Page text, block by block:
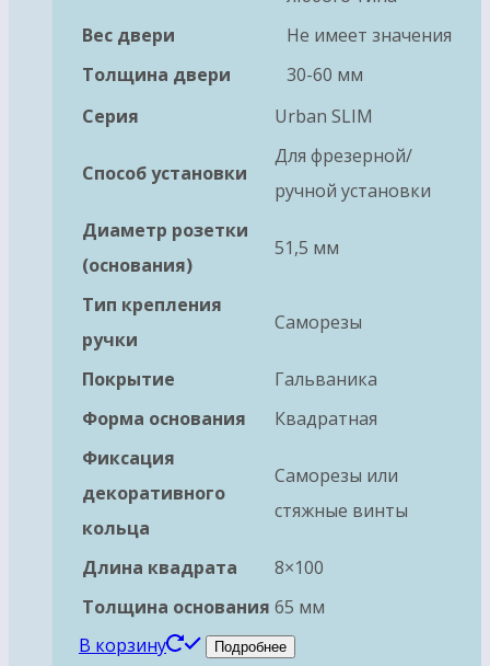
Вес двери
Не имеет значения
Толщина двери
30-60 мм
Серия
Urban SLIM
Способ установки
Для фрезерной/
ручной установки
Диаметр розетки
(основания)
51,5 мм
Тип крепления
ручки
Саморезы
Покрытие
Гальваника
Форма основания
Квадратная
Фиксация
декоративного
кольца
Саморезы или
стяжные винты
Длина квадрата
8×100
Толщина основания 65 мм
В корзину
Подробнее